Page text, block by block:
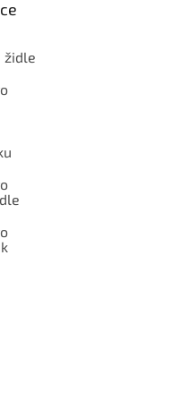
židle